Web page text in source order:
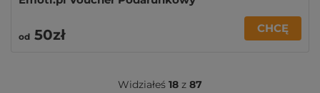
od 50zł CHCĘ
Widziałeś 18 z 87